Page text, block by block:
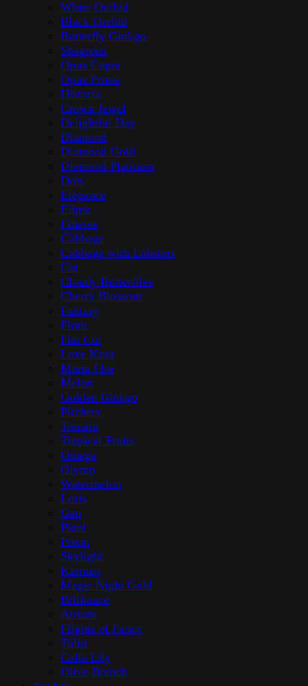
White Orchid
Black Orchid
Butterfly Ginkgo
Shagreen
Opus Cupra
Opus Prima
Historia
Crown Jewel
Delightful Day
Diamond
Diamond Gold
Diamond Platinum
Dots
Elegance
Elipse
Finesse
Cabbage
Cabbage with Lobsters
Cat
Cloudy Butterflies
Cherry Blossom
Fantasy
Flora
Flat Cut
Love Knot
Maria Flor
Melon
Golden Ginkgo
Pitchers
Tomato
Tropical Fruits
Omega
Olymp
Watermelon
Loris
Gap
Plant
Prism
Skylight
Karmen
Magic Night Gold
Brilliance
Atrium
Flights of Fancy
Tulip
Calla Lily
Olive Branch